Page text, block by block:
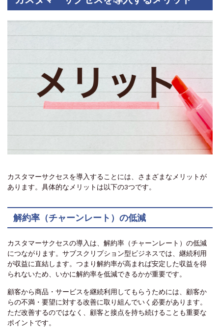
カスタマーサクセスを導入することには、さまざまなメリットが
あります。具体的なメリットは以下の3つです。
解約率（チャーンレート）の低減
カスタマーサクセスの導入は、解約率（チャーンレート）の低減
につながります。サブスクリプション型ビジネスでは、継続利用
が収益に直結します。つまり解約率が高まれば安定した収益を得
られないため、いかに解約率を低減できるかが重要です。
顧客から商品・サービスを継続利用してもらうためには、顧客か
らの不満・要望に対する改善に取り組んでいく必要があります。
ただ改善するのではなく、顧客と接点を持ち続けることも重要な
ポイントです。